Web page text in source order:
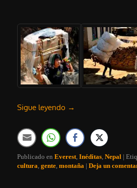
Sigue leyendo →
Publicado en Everest,Inéditas,Nepal |
cultura,gente,montaña |Deja un